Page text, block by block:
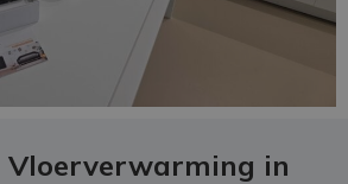
Vloerverwarming in